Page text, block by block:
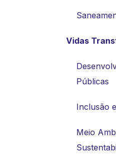
Vidas
Públicas
Inclusão
Meio